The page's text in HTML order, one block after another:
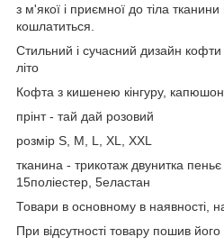
з м'якої і приємної до тіла
кошлатиться.
Стильний і сучасний дизайн кофти
літо
Кофта з кишенею кінгуру,
прінт - тай дай розовий
розмір S, M, L, XL, XXL
тканина - трикотаж двунитка
15поліестер, 5еластан
Товари в основному в наявності,
При відсутності товару пошив